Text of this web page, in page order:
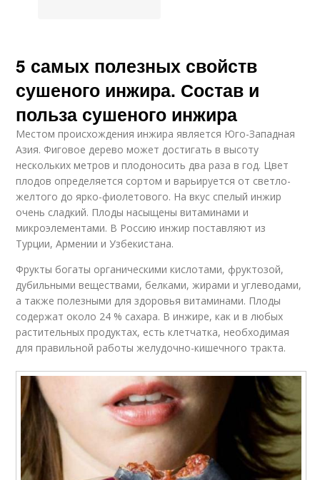
5 самых полезных свойств
сушеного инжира. Состав и
польза сушеного инжира
Местом происхождения инжира является Юго-Западная
Азия. Фиговое дерево может достигать в высоту
нескольких метров и плодоносить два раза в год. Цвет
плодов определяется сортом и варьируется от светло-
желтого до ярко-фиолетового. На вкус спелый инжир
очень сладкий. Плоды насыщены витаминами и
микроэлементами. В Россию инжир поставляют из
Турции, Армении и Узбекистана.
Фрукты богаты органическими кислотами, фруктозой,
дубильными веществами, белками, жирами и углеводами,
а также полезными для здоровья витаминами. Плоды
содержат около 24 % сахара. В инжире, как и в любых
растительных продуктах, есть клетчатка, необходимая
для правильной работы желудочно-кишечного тракта.